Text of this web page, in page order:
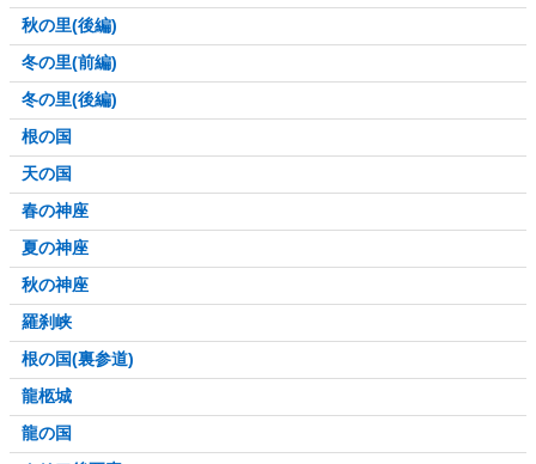
秋の里(後編)
冬の里(前編)
冬の里(後編)
根の国
天の国
春の神座
夏の神座
秋の神座
羅刹峡
根の国(裏参道)
龍柩城
龍の国